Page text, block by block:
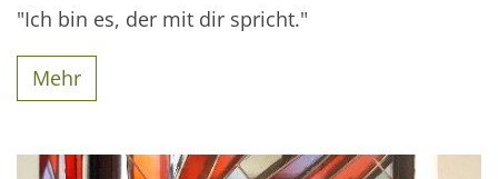
"Ich bin es, der mit dir spricht."
Mehr